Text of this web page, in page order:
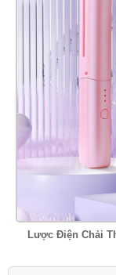
Lược Điện Chải